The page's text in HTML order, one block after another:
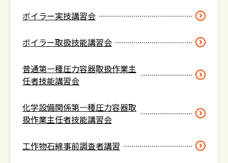
ボイラー実技講習会
ボイラー取扱技能講習会
普通第一種圧力容器取扱作業主
任者技能講習会
化学設備関係第一種圧力容器取
扱作業主任者技能講習会
工作物石綿事前調査者講習